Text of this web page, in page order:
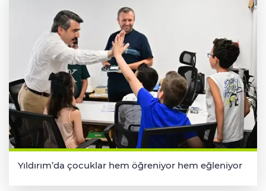
Yıldırım’da çocuklar hem öğreniyor hem eğleniyor